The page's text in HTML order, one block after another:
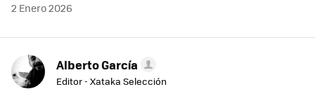
2 Enero 2026
Alberto García
Editor - Xataka Selección